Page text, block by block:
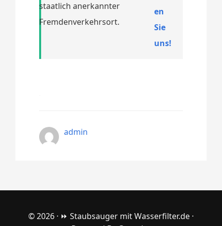
staatlich anerkannter
Fremdenverkehrsort.
en
Sie
uns!
admin
© 2026 · ⏩ Staubsauger mit Wasserfilter.de ·